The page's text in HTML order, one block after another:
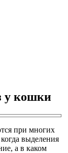
у кошки
при многих
выделения
а в каком